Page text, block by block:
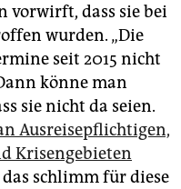
vorwirft, dass sie bei
wurden. „Die
seit 2015 nicht
könne man
sie nicht da seien.
Ausreisepflichtigen,
Krisengebieten
schlimm für diese